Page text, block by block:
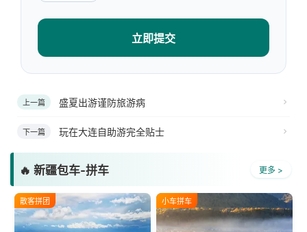
立即提交
上一篇 盛夏出游谨防旅游病
下一篇 玩在大连自助游完全贴士
🔥 新疆包车-拼车 更多 >
散客拼团 小车拼车